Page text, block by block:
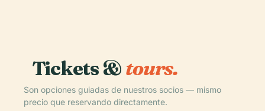
Tickets &tours.
Son opciones guiadas de nuestros socios — mismo
precio que reservando directamente.